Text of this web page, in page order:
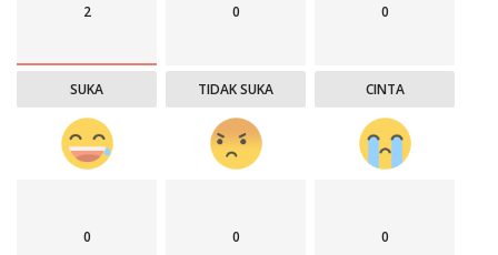
2
SUKA
0
TIDAK SUKA
0
CINTA
0 0 0